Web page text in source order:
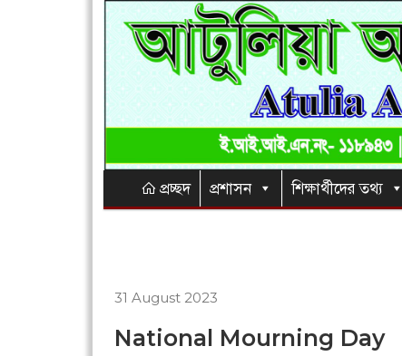
প্রচ্ছদ প্রশাসন শিক্ষার্থীদের তথ্য
31 August 2023
National Mourning Day